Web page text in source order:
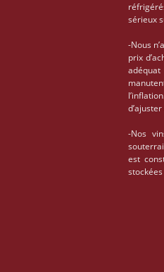
sérieux
-Nous
prix
-Nos
est